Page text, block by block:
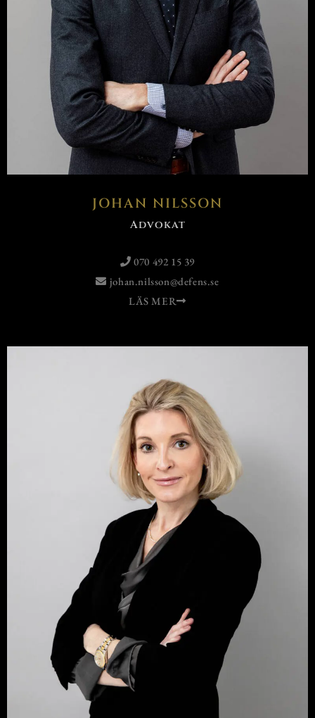
JOHAN NILSSON
Advokat
070 492 15 39
johan.nilsson@defens.se
LÄS MER